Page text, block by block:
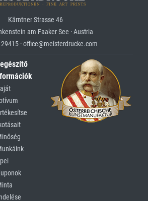
Kärntner Strasse 46
am Faaker See · Austria
· office@meisterdrucke.com